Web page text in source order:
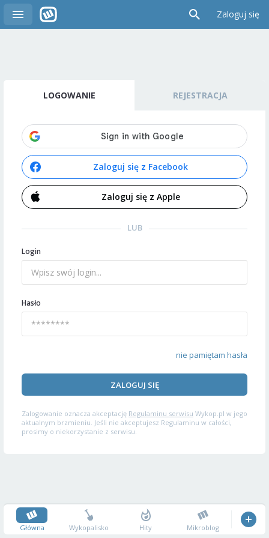
Zaloguj się
LOGOWANIE REJESTRACJA
Zaloguj się z Facebook
Zaloguj się z Apple
LUB
Login
Hasło
nie pamiętam hasła
ZALOGUJ SIĘ
Zalogowanie oznacza akceptację Regulaminu serwisu Wykop.pl w jego
aktualnym brzmieniu. Jeśli nie akceptujesz Regulaminu w całości,
prosimy o niekorzystanie z serwisu.
Główna Wykopalisko Hity Mikroblog